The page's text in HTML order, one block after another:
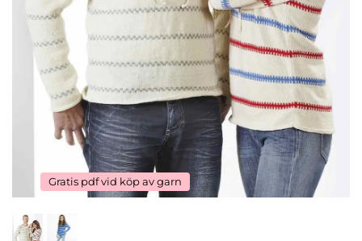
Gratis pdf vid köp av garn